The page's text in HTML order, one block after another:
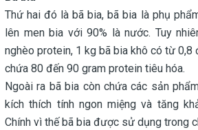
Thứ hai đó là bã bia, bã bia là phụ
lên men bia với 90% là nước. Tuy
nghèo protein, 1 kg bã bia khô có từ 0,8
chứa 80 đến 90 gram protein tiêu hóa.
Ngoài ra bã bia còn chứa các sản
kích thích tính ngon miệng và tăng
Chính vì thế bã bia được sử dụng trong